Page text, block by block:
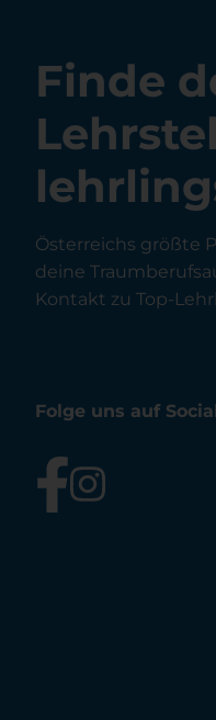
Finde
Österreichs größte
deine
Kontakt zu Top-
Folge uns auf